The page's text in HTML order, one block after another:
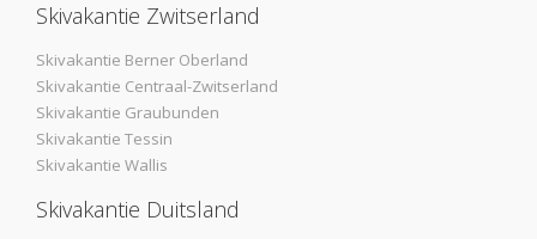
Skivakantie Zwitserland
Skivakantie Berner Oberland
Skivakantie Centraal-Zwitserland
Skivakantie Graubunden
Skivakantie Tessin
Skivakantie Wallis
Skivakantie Duitsland